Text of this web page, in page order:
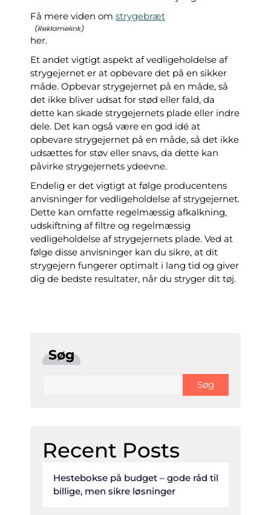
Få mere viden om strygebræt
her.
Et andet vigtigt aspekt af vedligeholdelse af
strygejernet er at opbevare det på en sikker
måde. Opbevar strygejernet på en måde, så
det ikke bliver udsat for stød eller fald, da
dette kan skade strygejernets plade eller indre
dele. Det kan også være en god idé at
opbevare strygejernet på en måde, så det ikke
udsættes for støv eller snavs, da dette kan
påvirke strygejernets ydeevne.
Endelig er det vigtigt at følge producentens
anvisninger for vedligeholdelse af strygejernet.
Dette kan omfatte regelmæssig afkalkning,
udskiftning af filtre og regelmæssig
vedligeholdelse af strygejernets plade. Ved at
følge disse anvisninger kan du sikre, at dit
strygejern fungerer optimalt i lang tid og giver
dig de bedste resultater, når du stryger dit tøj.
Søg
Søg
Recent Posts
Hestebokse på budget – gode råd til
billige, men sikre løsninger